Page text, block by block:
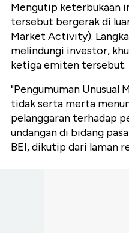
Mengutip keterbukaan
tersebut bergerak di
Market Activity).
melindungi investor,
ketiga emiten tersebut.
"Pengumuman
tidak serta merta
pelanggaran terhadap
undangan di bidang
BEI, dikutip dari laman